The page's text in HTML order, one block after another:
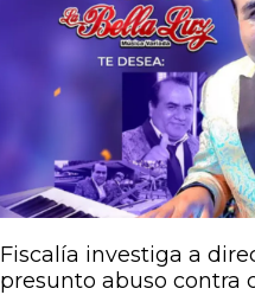
Fiscalía investiga a
presunto abuso contra